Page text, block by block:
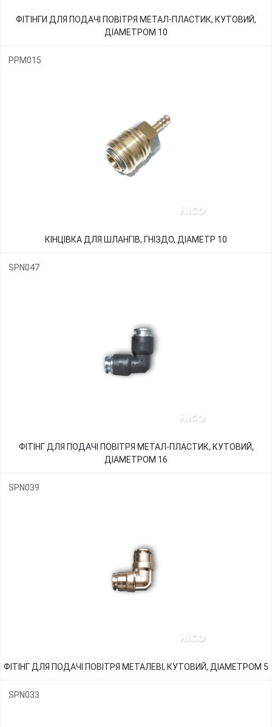
ФІТІНГИ ДЛЯ ПОДАЧІ ПОВІТРЯ МЕТАЛ-ПЛАСТИК, КУТОВИЙ,
ДІАМЕТРОМ 10
PPM015
КІНЦІВКА ДЛЯ ШЛАНГІВ, ГНІЗДО, ДІАМЕТР 10
SPN047
ФІТІНГ ДЛЯ ПОДАЧІ ПОВІТРЯ МЕТАЛ-ПЛАСТИК, КУТОВИЙ,
ДІАМЕТРОМ 16
SPN039
ФІТІНГ ДЛЯ ПОДАЧІ ПОВІТРЯ МЕТАЛЕВІ, КУТОВИЙ, ДІАМЕТРОМ 5
SPN033